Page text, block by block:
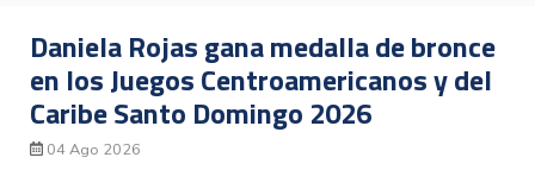
Daniela Rojas gana medalla de bronce
en los Juegos Centroamericanos y del
Caribe Santo Domingo 2026
04 Ago 2026